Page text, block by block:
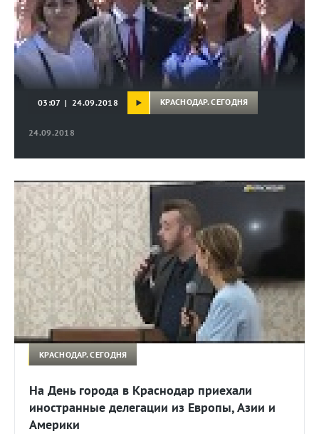
24.09.2018
03:07 | 24.09.2018 КРАСНОДАР. СЕГОДНЯ
КРАСНОДАР. СЕГОДНЯ
На День города в Краснодар приехали
иностранные делегации из Европы, Азии и
Америки